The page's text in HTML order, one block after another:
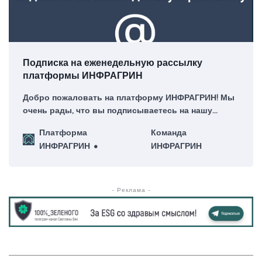
Подписка на еженедельную рассылку
платформы ИНФРАГРИН
Добро пожаловать на платформу ИНФРАГРИН! Мы
очень рады, что вы подписываетесь на нашу
честь!Платформа
ИНФРАГРИН
Команда
ИНФРАГРИН
- Реклама -